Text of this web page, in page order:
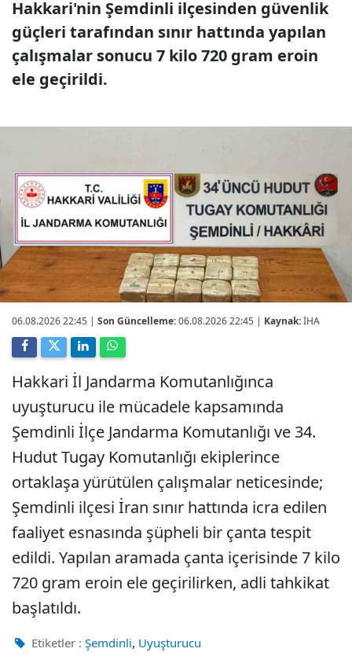
Hakkari'nin Şemdinli ilçesinden güvenlik
güçleri tarafından sınır hattında yapılan
çalışmalar sonucu 7 kilo 720 gram eroin
ele geçirildi.
06.08.2026 22:45 | Son Güncelleme:06.08.2026 22:45 | Kaynak:İHA
Hakkari İl Jandarma Komutanlığınca
uyuşturucu ile mücadele kapsamında
Şemdinli İlçe Jandarma Komutanlığı ve 34.
Hudut Tugay Komutanlığı ekiplerince
ortaklaşa yürütülen çalışmalar neticesinde;
Şemdinli ilçesi İran sınır hattında icra edilen
faaliyet esnasında şüpheli bir çanta tespit
edildi. Yapılan aramada çanta içerisinde 7 kilo
720 gram eroin ele geçirilirken, adli tahkikat
başlatıldı.
Etiketler : Şemdinli, Uyuşturucu